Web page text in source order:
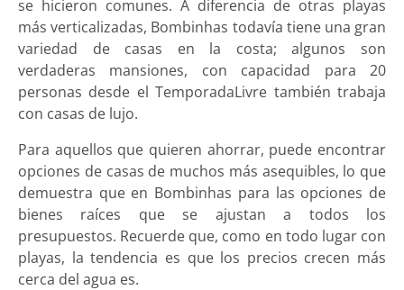
se hicieron comunes. A diferencia de otras playas
más verticalizadas, Bombinhas todavía tiene una gran
variedad de casas en la costa; algunos son
verdaderas mansiones, con capacidad para 20
personas desde el TemporadaLivre también trabaja
con casas de lujo.
Para aquellos que quieren ahorrar, puede encontrar
opciones de casas de muchos más asequibles, lo que
demuestra que en Bombinhas para las opciones de
bienes raíces que se ajustan a todos los
presupuestos. Recuerde que, como en todo lugar con
playas, la tendencia es que los precios crecen más
cerca del agua es.